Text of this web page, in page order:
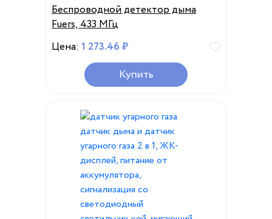
Беспроводной детектор дыма
Fuers, 433 МГц
Цена: 1 273.46 ₽
Купить